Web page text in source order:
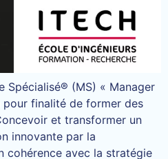
Spécialisé® (MS) « Manager
pour finalité de former des
et transformer un
innovante par la
cohérence avec la stratégie